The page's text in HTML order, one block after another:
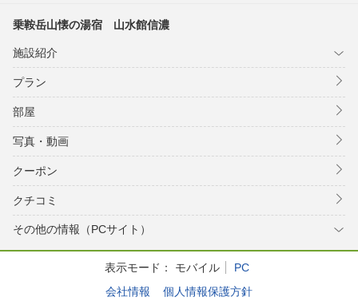
乗鞍岳山懐の湯宿 山水館信濃
施設紹介
プラン
部屋
写真・動画
クーポン
クチコミ
その他の情報（PCサイト）
表示モード： モバイル
PC
会社情報
個人情報保護方針